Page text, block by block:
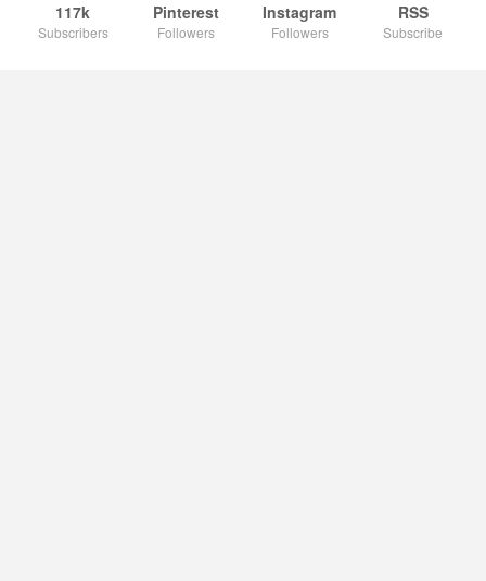
117k
Subscribers
Pinterest
Followers
Instagram
Followers
RSS
Subscribe